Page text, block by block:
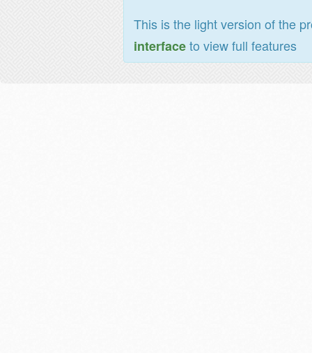
This is the light version of the
interfaceto view full features